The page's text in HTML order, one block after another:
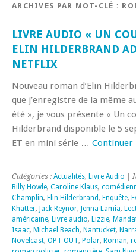
ARCHIVES PAR MOT-CLÉ :
LIVRE AUDIO « UN
ELIN HILDERBRAND
NETFLIX
Nouveau roman d’Elin
que j’enregistre de la même
été », je vous présente « Un
Hilderbrand disponible le 5
ET en mini série … Continuer
Catégories : Actualités, Livre Audio |
Billy Howle, Caroline Klaus,
Champlin, Elin Hilderbrand, Enquête,
Khatter, Jack Reynor, Jenna Lamia,
américaine, Livre audio, Lizzie,
Isaac, Michael Beach, Nantucket,
Novelcast, OPT-OUT, Polar, Roman,